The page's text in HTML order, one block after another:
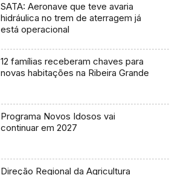
SATA: Aeronave que teve avaria
hidráulica no trem de aterragem já
está operacional
12 famílias receberam chaves para
novas habitações na Ribeira Grande
Programa Novos Idosos vai
continuar em 2027
Direção Regional da Agricultura